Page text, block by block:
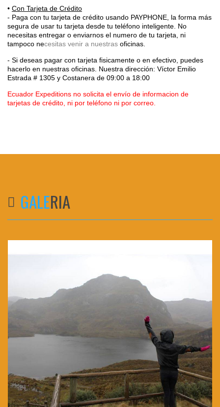
• Con Tarjeta de Crédito
- Paga con tu tarjeta de crédito usando PAYPHONE, la forma más
segura de usar tu tarjeta desde tu teléfono inteligente. No
necesitas entregar o enviarnos el numero de tu tarjeta, ni
tampoco necesitas venir a nuestras oficinas.
- Si deseas pagar con tarjeta fisicamente o en efectivo, puedes
hacerlo en nuestras oficinas. Nuestra dirección: Víctor Emilio
Estrada # 1305 y Costanera de 09:00 a 18:00
Ecuador Expeditions no solicita el envío de informacion de
tarjetas de crédito, ni por teléfono ni por correo.
GALERIA